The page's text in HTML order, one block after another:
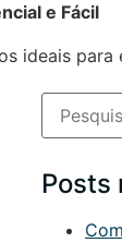
e Fácil
Posts